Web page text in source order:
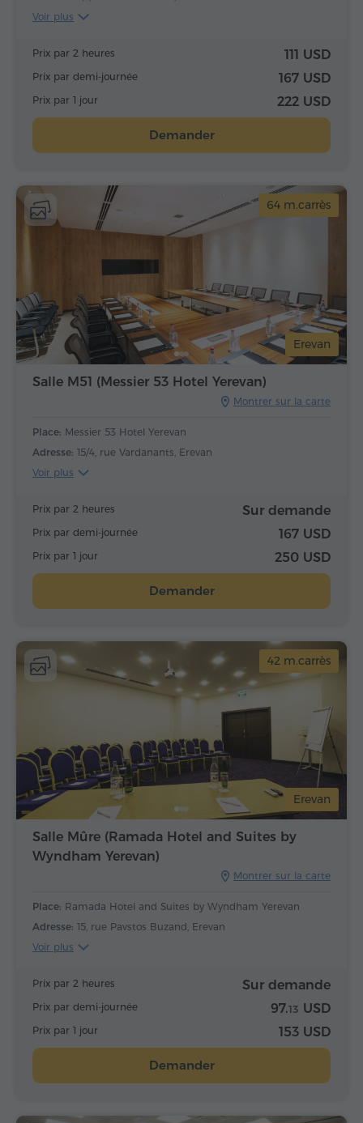
Voir plus
Prix par 2 heures 111 USD
Prix par demi-journée 167 USD
Prix par 1 jour 222 USD
Demander
Erevan
64 m.carrès
Salle M51 (Messier 53 Hotel Yerevan)
Montrer sur la carte
Place: Messier 53 Hotel Yerevan
Adresse: 15/4, rue Vardanants, Erevan
Voir plus
Prix par 2 heures Sur demande
Prix par demi-journée 167 USD
Prix par 1 jour 250 USD
Demander
Erevan
42 m.carrès
Salle Mûre (Ramada Hotel and Suites by
Wyndham Yerevan)
Montrer sur la carte
Place: Ramada Hotel and Suites by Wyndham Yerevan
Adresse: 15, rue Pavstos Buzand, Erevan
Voir plus
Prix par 2 heures Sur demande
Prix par demi-journée 97.13 USD
Prix par 1 jour 153 USD
Demander